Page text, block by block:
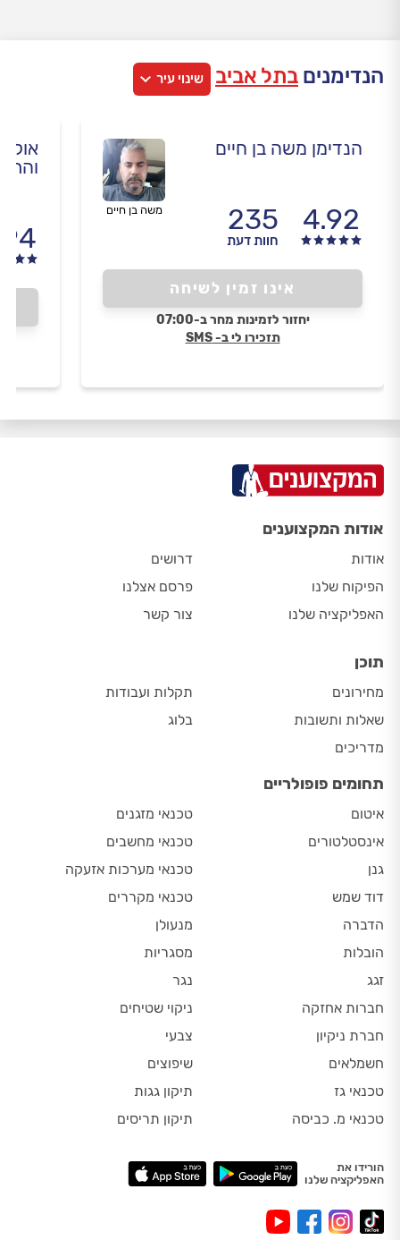
הנדימנים בתל אביב שינוי עיר
הנדימן משה בן חיים
4.92
235
חוות דעת
משה בן חיים
אינו זמין לשיחה
יחזור לזמינות מחר ב-07:00
תזכירו לי ב- SMS
אול
אודות המקצוענים
אודות
הפיקוח שלנו
האפליקציה שלנו
דרושים
פרסם אצלנו
צור קשר
תוכן
מחירונים
שאלות ותשובות
מדריכים
תקלות ועבודות
בלוג
תחומים פופולריים
איטום
אינסטלטורים
גנן
דוד שמש
הדברה
הובלות
זגג
חברות אחזקה
חברת ניקיון
חשמלאים
טכנאי גז
טכנאי מ. כביסה
טכנאי מזגנים
טכנאי מחשבים
טכנאי מערכות אזעקה
טכנאי מקררים
מנעולן
מסגריות
נגר
ניקוי שטיחים
צבעי
שיפוצים
תיקון גגות
תיקון תריסים
הורידו את
האפליקציה שלנו